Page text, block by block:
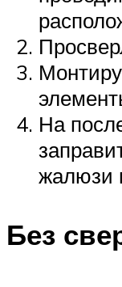
На
жалюзи
Без